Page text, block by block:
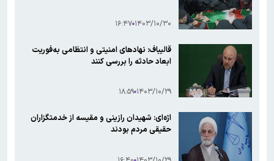
۱۴۰۳/۱۰/۳۰ ۱۶:۴۷
قالیباف: نهادهای امنیتی و انتظامی به‌فوریت
ابعاد حادثه را بررسی کنند
۱۴۰۳/۱۰/۲۹ ۱۸:۵۹
اژه‌ای: شهیدان رازینی و مقیسه از خدمتگزاران
حقیقی مردم بودند